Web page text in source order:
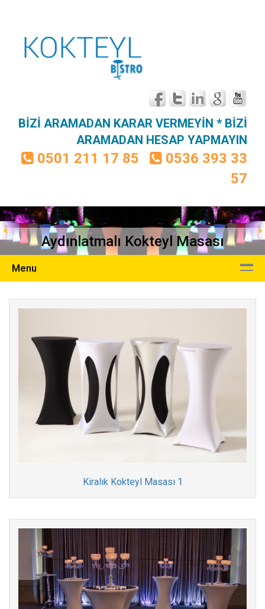
BİZİ ARAMADAN KARAR VERMEYİN * BİZİ
ARAMADAN HESAP YAPMAYIN
0501 211 17 85
0536 393 33
57
Aydınlatmalı Kokteyl Masası
Menu
Kiralık Kokteyl Masası 1